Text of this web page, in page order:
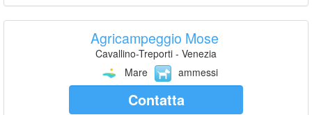
Agricampeggio Mose
Cavallino-Treporti - Venezia
Mare
ammessi
Contatta